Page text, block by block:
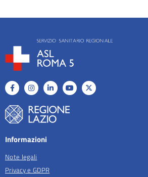
Informazioni
Note legali
Privacy e GDPR